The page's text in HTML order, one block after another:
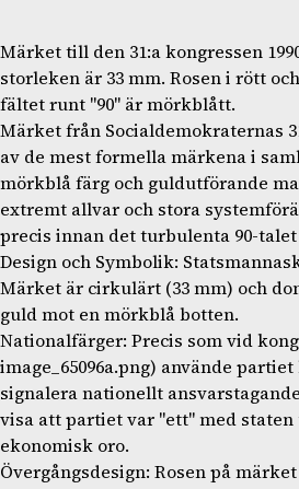
Märket till den 31:a kongressen
storleken är 33 mm. Rosen i rött
fältet runt "90" är mörkblått.
Märket från Socialdemokraternas
av de mest formella märkena i
mörkblå färg och guldutförande
extremt allvar och stora
precis innan det turbulenta 90-
Design och Symbolik:
Märket är cirkulärt (33 mm) och
guld mot en mörkblå botten.
Nationalfärger: Precis som vid
image_65096a.png) använde
signalera nationellt
visa att partiet var "ett" med
ekonomisk oro.
Övergångsdesign: Rosen på